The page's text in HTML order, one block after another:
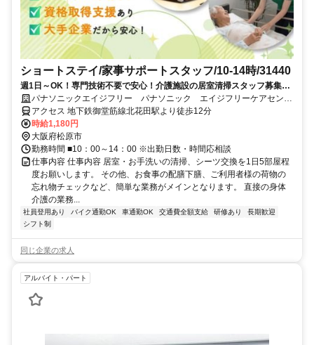
ショートステイ/家事サポートスタッフ/10-14時/31440
週1日～OK！専門技術不要で安心！介護施設の居室清掃スタッフ募集！
ご応募お待ちしています10:00～14:00の間の間で介護職を支えるお力を
お貸しください。1日5部屋程度のベッドメイクや清掃をお願いします！
パナソニックエイジフリー パナソニック エイジフリーケアセンタ
ー松原天美我堂・ショートステイ
アクセス 地下鉄御堂筋線北花田駅より徒歩12分
時給1,180円
大阪府松原市
勤務時間 ■10：00～14：00 ※出勤日数・時間応相談
仕事内容 仕事内容 居室・お手洗いの清掃、シーツ交換を1日5部屋程
度お願いします。 その他、お食事の配膳下膳、ご利用者様の荷物の
忘れ物チェックなど、簡単な業務がメインとなります。 直接の身体
介護の業務...
社員登用あり バイク通勤OK 車通勤OK 交通費全額支給 研修あり
長期歓迎
シフト制
同じ企業の求人
アルバイト・パート